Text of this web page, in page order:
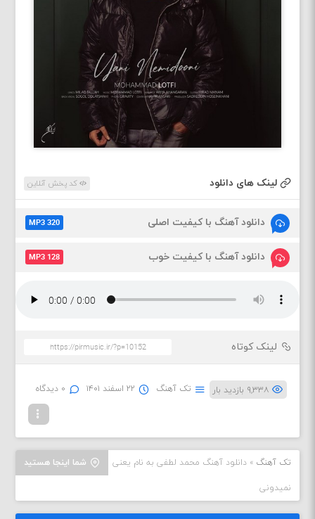
لینک های دانلود کد پخش آنلاین
دانلود آهنگ با کیفیت اصلی MP3 320
دانلود آهنگ با کیفیت خوب MP3 128
لینک کوتاه
۹,۳۳۸ بازدید بار تک آهنگ ۲۲ اسفند ۱۴۰۱ ۰ دیدگاه
شما اینجا هستید تک آهنگ »دانلود آهنگ محمد لطفی به نام یعنی
نمیدونی